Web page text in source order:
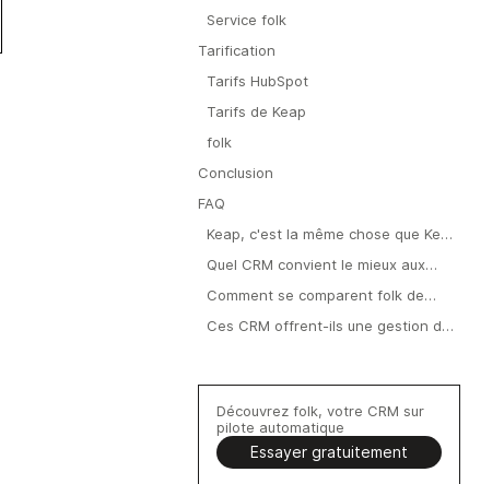
Service folk
Tarification
Tarifs HubSpot
Tarifs de Keap
folk
Conclusion
FAQ
Keap, c'est la même chose que Keap
Quel CRM convient le mieux aux
comptant entre 20 et 50 personnes
?
Comment se comparent folk de
Ces CRM offrent-ils une gestion du
Découvrez folk, votre CRM sur
pilote automatique
Essayer gratuitement